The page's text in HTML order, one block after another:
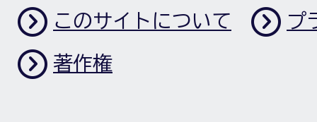
このサイトについて プ
著作権